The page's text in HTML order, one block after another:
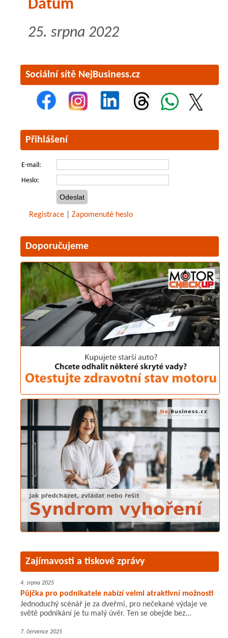
Datum
25. srpna 2022
Sociální sítě NejBusiness.cz
Přihlášení
E-mail:
Heslo:
Registrace Zapomenuté heslo
Doporučujeme
Zajímavosti a tiskové zprávy
4. srpna 2025
Půjčka pro podnikatele nabízí velmi atraktivní možnosti
Jednoduchý scénář je za dveřmi, pro nečekané výdaje ve
světě podnikání je tu malý úvěr. Ten se obejde bez...
7. července 2025